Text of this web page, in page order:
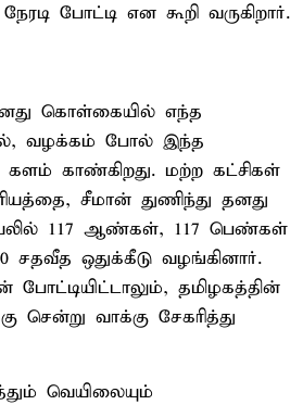
போட்டி என கூறி வருகிறார்.
கொள்கையில் எந்த
வழக்கம் போல் இந்த
களம் காண்கிறது. மற்ற கட்சிகள்
சீமான் துணிந்து தனது
117 ஆண்கள், 117 பெண்கள்
சதவீத ஒதுக்கீடு வழங்கினார்.
போட்டியிட்டாலும், தமிழகத்தின்
சென்று வாக்கு சேகரித்து
வெயிலையும்